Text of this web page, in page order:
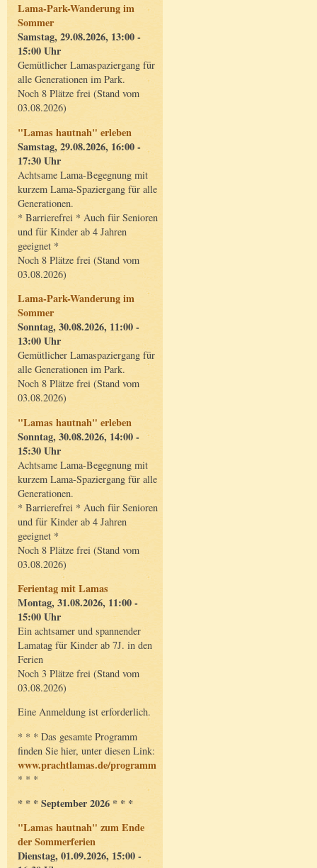
Lama-Park-Wanderung im
Sommer
Samstag, 29.08.2026, 13:00 -
15:00 Uhr
Gemütlicher Lamaspaziergang für
alle Generationen im Park.
Noch 8 Plätze frei (Stand vom
03.08.2026)
"Lamas hautnah" erleben
Samstag, 29.08.2026, 16:00 -
17:30 Uhr
Achtsame Lama-Begegnung mit
kurzem Lama-Spaziergang für alle
Generationen.
* Barrierefrei * Auch für Senioren
und für Kinder ab 4 Jahren
geeignet *
Noch 8 Plätze frei (Stand vom
03.08.2026)
Lama-Park-Wanderung im
Sommer
Sonntag, 30.08.2026, 11:00 -
13:00 Uhr
Gemütlicher Lamaspaziergang für
alle Generationen im Park.
Noch 8 Plätze frei (Stand vom
03.08.2026)
"Lamas hautnah" erleben
Sonntag, 30.08.2026, 14:00 -
15:30 Uhr
Achtsame Lama-Begegnung mit
kurzem Lama-Spaziergang für alle
Generationen.
* Barrierefrei * Auch für Senioren
und für Kinder ab 4 Jahren
geeignet *
Noch 8 Plätze frei (Stand vom
03.08.2026)
Ferientag mit Lamas
Montag, 31.08.2026, 11:00 -
15:00 Uhr
Ein achtsamer und spannender
Lamatag für Kinder ab 7J. in den
Ferien
Noch 3 Plätze frei (Stand vom
03.08.2026)
Eine Anmeldung ist erforderlich.
* * * Das gesamte Programm
finden Sie hier, unter diesen Link:
www.prachtlamas.de/programm
* * *
* * * September 2026 * * *
"Lamas hautnah" zum Ende
der Sommerferien
Dienstag, 01.09.2026, 15:00 -